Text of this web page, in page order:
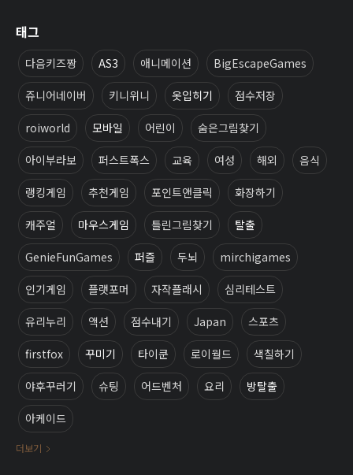
태그
다음키즈짱 AS3 애니메이션 BigEscapeGames
쥬니어네이버 키니위니 옷입히기 점수저장
roiworld 모바일 어린이 숨은그림찾기
아이부라보 퍼스트폭스 교육 여성 해외 음식
랭킹게임 추천게임 포인트앤클릭 화장하기
캐주얼 마우스게임 틀린그림찾기 탈출
GenieFunGames 퍼즐 두뇌 mirchigames
인기게임 플랫포머 자작플래시 심리테스트
유리누리 액션 점수내기 Japan 스포츠
firstfox 꾸미기 타이쿤 로이월드 색칠하기
야후꾸러기 슈팅 어드벤처 요리 방탈출
아케이드
더보기